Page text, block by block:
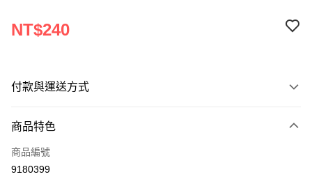
NT$240
付款與運送方式
信用卡一次付款
Apple Pay
商品特色
商品編號
9180399